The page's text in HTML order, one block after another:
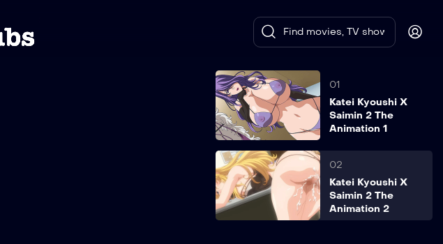
01
Katei Kyoushi X
Saimin 2 The
Animation 1
02
Katei Kyoushi X
Saimin 2 The
Animation 2